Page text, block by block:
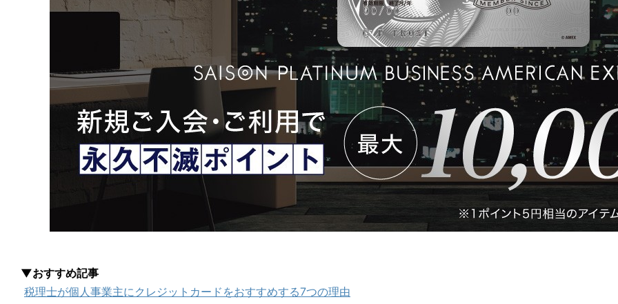
▼おすすめ記事
税理士が個人事業主にクレジットカードをおすすめする7つの理由